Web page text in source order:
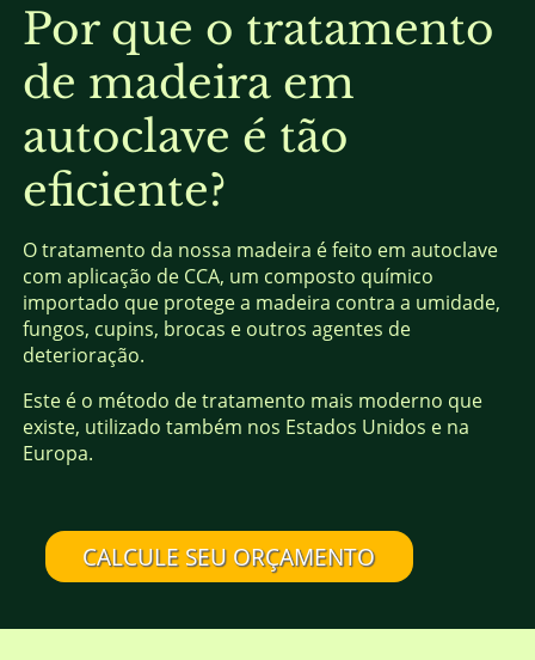
Por que o tratamento
de madeira em
autoclave é tão
eficiente?
O tratamento da nossa madeira é feito em autoclave
com aplicação de CCA, um composto químico
importado que protege a madeira contra a umidade,
fungos, cupins, brocas e outros agentes de
deterioração.
Este é o método de tratamento mais moderno que
existe, utilizado também nos Estados Unidos e na
Europa.
CALCULE SEU ORÇAMENTO